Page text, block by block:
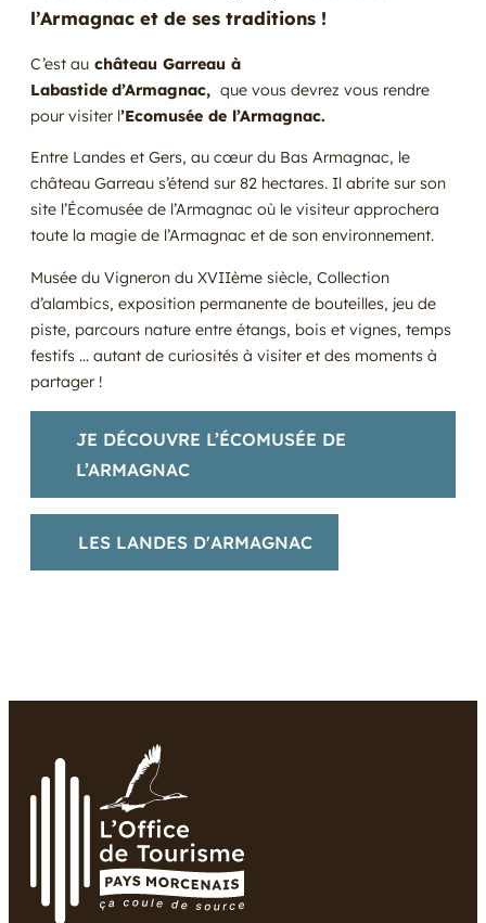
l’Armagnac et de ses traditions !
C’est au château Garreau à
Labastide d’Armagnac, que vous devrez vous rendre
pour visiter l’Ecomusée de l’Armagnac.
Entre Landes et Gers, au cœur du Bas Armagnac, le
château Garreau s’étend sur 82 hectares. Il abrite sur son
site l’Écomusée de l’Armagnac où le visiteur approchera
toute la magie de l’Armagnac et de son environnement.
Musée du Vigneron du XVIIème siècle, Collection
d’alambics, exposition permanente de bouteilles, jeu de
piste, parcours nature entre étangs, bois et vignes, temps
festifs … autant de curiosités à visiter et des moments à
partager !
JE DÉCOUVRE L’ÉCOMUSÉE DE
L’ARMAGNAC
LES LANDES D'ARMAGNAC